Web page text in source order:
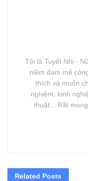
Tôi là Tuyết Nhi -
niềm đam mê
thích và muốn
nghiệm, kinh
thuật... Rất
Related Posts